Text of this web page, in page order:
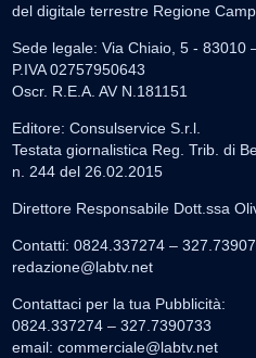
del digitale terrestre Regione
Sede legale: Via Chiaio, 5 - 83010
P.IVA 02757950643
Oscr. R.E.A. AV N.181151
Editore: Consulservice S.r.l.
Testata giornalistica Reg. Trib. di
n. 244 del 26.02.2015
Direttore Responsabile Dott.ssa
Contatti: 0824.337274 –
redazione@labtv.net
Contattaci per la tua Pubblicità:
0824.337274 – 327.7390733
email: commerciale@labtv.net